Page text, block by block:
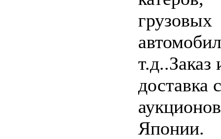
грузовых
т.д..Заказ
доставка с
аукционов
Японии.